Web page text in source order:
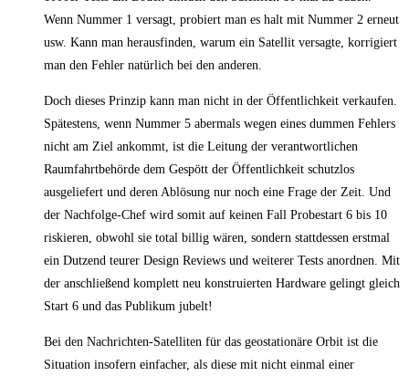
Wenn Nummer 1 versagt, probiert man es halt mit Nummer 2 erneut
usw. Kann man herausfinden, warum ein Satellit versagte, korrigiert
man den Fehler natürlich bei den anderen.
Doch dieses Prinzip kann man nicht in der Öffentlichkeit verkaufen.
Spätestens, wenn Nummer 5 abermals wegen eines dummen Fehlers
nicht am Ziel ankommt, ist die Leitung der verantwortlichen
Raumfahrtbehörde dem Gespött der Öffentlichkeit schutzlos
ausgeliefert und deren Ablösung nur noch eine Frage der Zeit. Und
der Nachfolge-Chef wird somit auf keinen Fall Probestart 6 bis 10
riskieren, obwohl sie total billig wären, sondern stattdessen erstmal
ein Dutzend teurer Design Reviews und weiterer Tests anordnen. Mit
der anschließend komplett neu konstruierten Hardware gelingt gleich
Start 6 und das Publikum jubelt!
Bei den Nachrichten-Satelliten für das geostationäre Orbit ist die
Situation insofern einfacher, als diese mit nicht einmal einer